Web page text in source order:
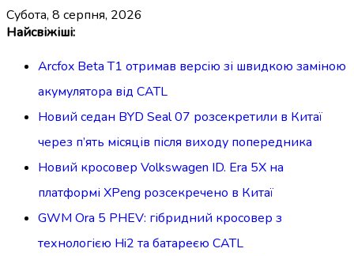
Перейти
вмісту
субота, 8 серпня, 2026
Найсвіжіші:
Arcfox Beta T1 отримав версію зі швидкою заміною
акумулятора від CATL
Новий седан BYD Seal 07 розсекретили в Китаї
через п’ять місяців після виходу попередника
Новий кросовер Volkswagen ID. Era 5X на
платформі XPeng розсекречено в Китаї
GWM Ora 5 PHEV: гібридний кросовер з
технологією Hi2 та батареєю CATL